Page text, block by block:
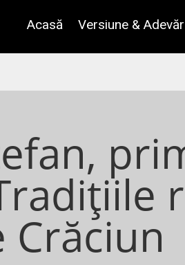
Acasă Versiune & Adevăr
Crăciun